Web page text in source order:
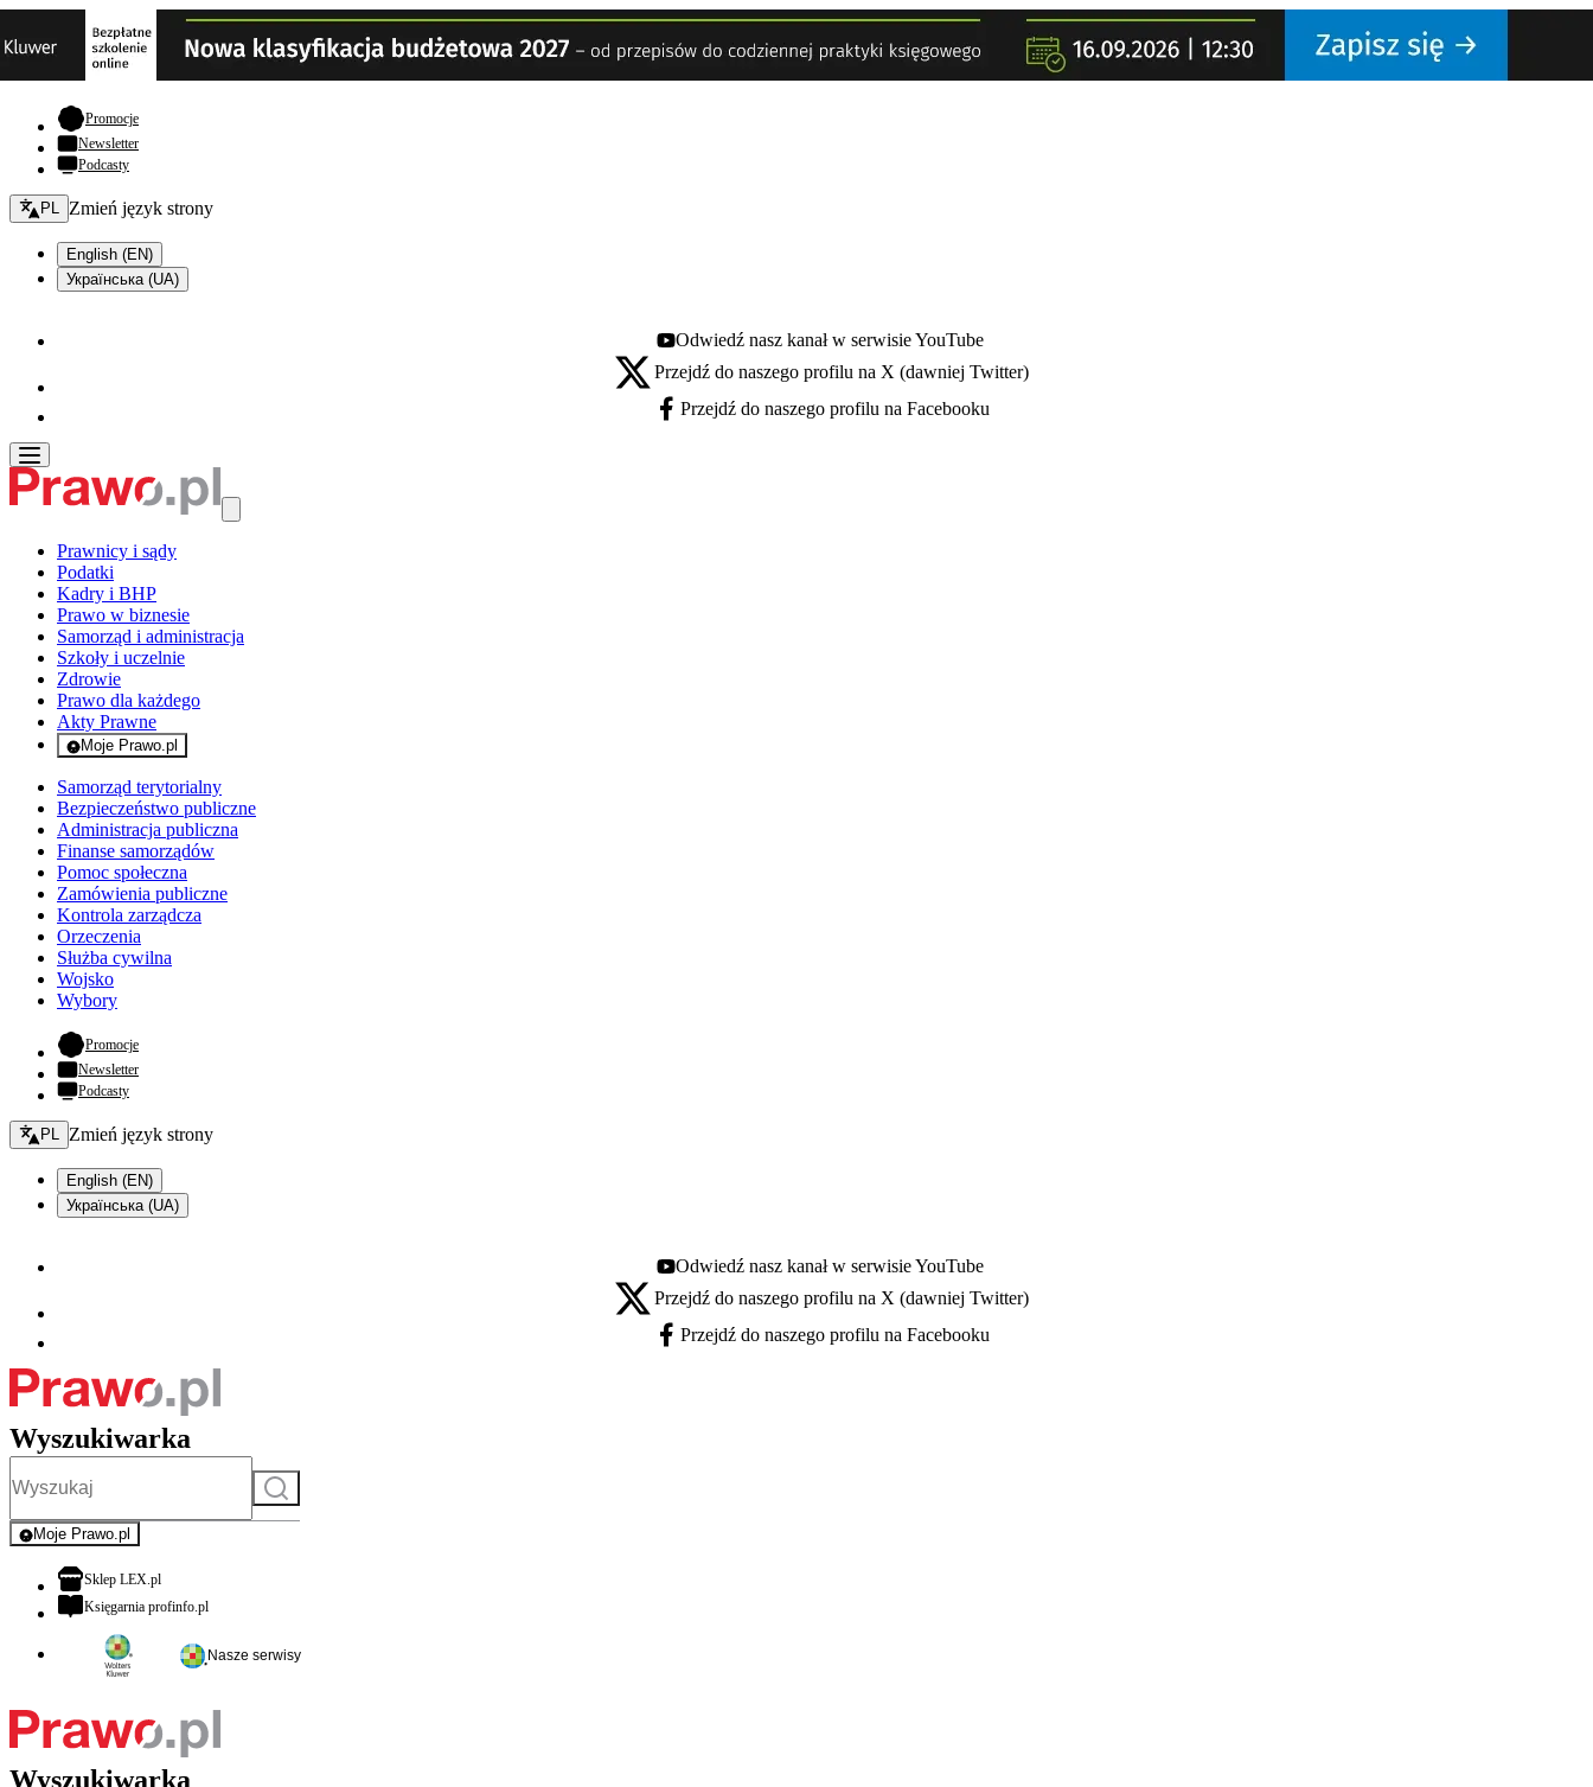
Promocje- otwiera się w nowej karcie
Newsletter
Podcasty
Zmień język - bieżący:
PL Zmień język strony
English (EN)
Українська (UA)
Youtube - otwiera się w nowej karcie
Odwiedź nasz kanał w serwisie YouTube
X - otwiera się w nowej karcie
Przejdź do naszego profilu na X (dawniej Twitter)
Facebook - otwiera się w nowej karcie
Przejdź do naszego profilu na Facebooku
Prawnicy i sądy
Podatki
Kadry i BHP
Prawo w biznesie
Samorząd i administracja
Szkoły i uczelnie
Zdrowie
Prawo dla każdego
Akty Prawne
Moje Prawo.pl
- rejestracja i logowanie do serwisu
Samorząd terytorialny
Bezpieczeństwo publiczne
Administracja publiczna
Finanse samorządów
Pomoc społeczna
Zamówienia publiczne
Kontrola zarządcza
Orzeczenia
Służba cywilna
Wojsko
Wybory
Promocje- otwiera się w nowej karcie
Newsletter
Podcasty
Zmień język - bieżący:
PL Zmień język strony
English (EN)
Українська (UA)
Youtube - otwiera się w nowej karcie
Odwiedź nasz kanał w serwisie YouTube
X - otwiera się w nowej karcie
Przejdź do naszego profilu na X (dawniej Twitter)
Facebook - otwiera się w nowej karcie
Przejdź do naszego profilu na Facebooku
Wyszukiwarka
Szukaj
Moje Prawo.pl
- rejestracja i logowanie do serwisu
Sklep LEX.plotwiera się w nowej karcie
Księgarnia profinfo.plotwiera się w nowej karcie
Nasze serwisy
Wyszukiwarka